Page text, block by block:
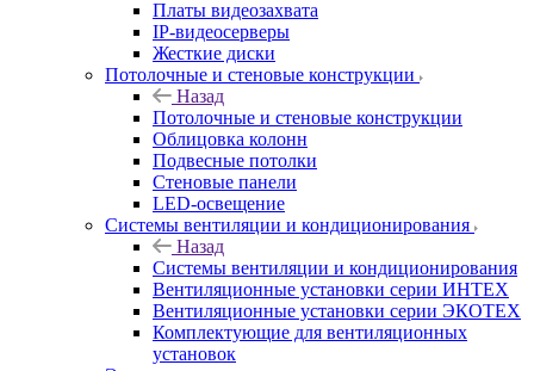
Платы видеозахвата
IP-видеосерверы
Жесткие диски
Потолочные и стеновые конструкции
Назад
Потолочные и стеновые конструкции
Облицовка колонн
Подвесные потолки
Стеновые панели
LED-освещение
Системы вентиляции и кондиционирования
Назад
Системы вентиляции и кондиционирования
Вентиляционные установки серии ИНТЕХ
Вентиляционные установки серии ЭКОТЕХ
Комплектующие для вентиляционных
установок